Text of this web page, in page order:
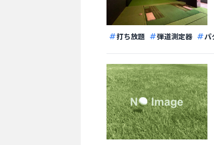
打ち放題 弾道測定器 パ